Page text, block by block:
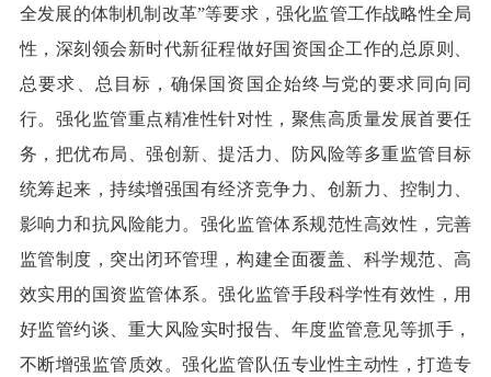
全发展的体制机制改革”等要求，强化监管工作战略性全局
性，深刻领会新时代新征程做好国资国企工作的总原则、
总要求、总目标，确保国资国企始终与党的要求同向同
行。强化监管重点精准性针对性，聚焦高质量发展首要任
务，把优布局、强创新、提活力、防风险等多重监管目标
统筹起来，持续增强国有经济竞争力、创新力、控制力、
影响力和抗风险能力。强化监管体系规范性高效性，完善
监管制度，突出闭环管理，构建全面覆盖、科学规范、高
效实用的国资监管体系。强化监管手段科学性有效性，用
好监管约谈、重大风险实时报告、年度监管意见等抓手，
不断增强监管质效。强化监管队伍专业性主动性，打造专